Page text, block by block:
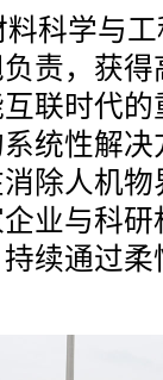
科学与
责，获
联时代
统性解
除人机
业与科
续通过